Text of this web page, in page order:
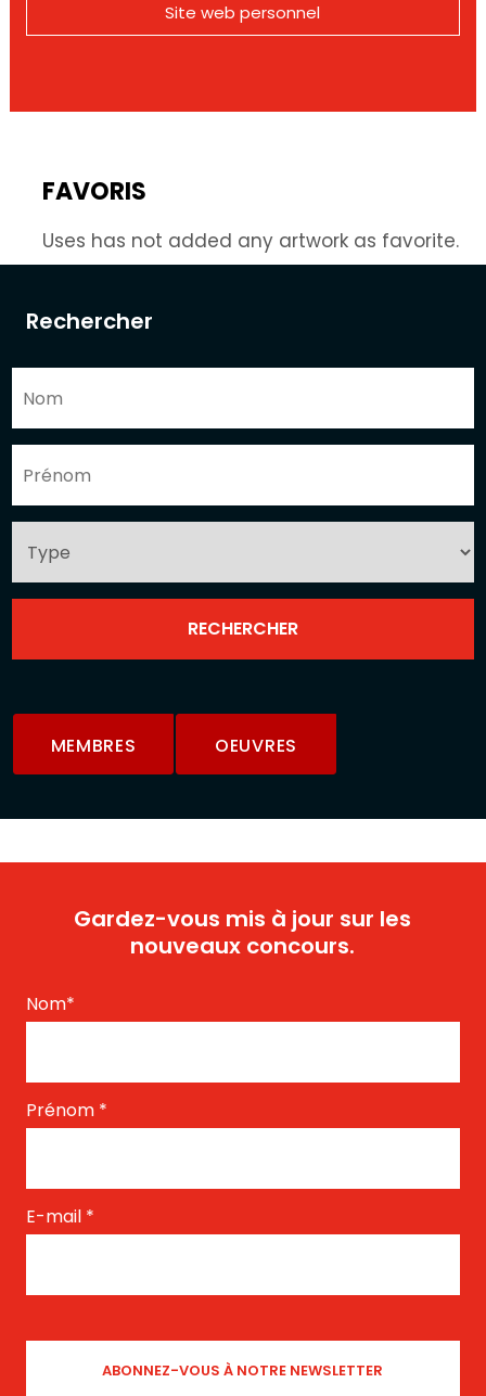
Rechercher
MEMBRES OEUVRES
Site web personnel
FAVORIS
Uses has not added any artwork as favorite.
Gardez-vous mis à jour sur les
nouveaux concours.
Nom*
Prénom *
E-mail *